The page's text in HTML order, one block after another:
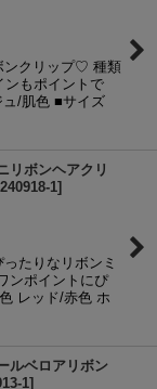
ンクリップ♡ 種類
ンもポイントで
/肌色 ■サイズ
リボンヘアクリ
1]
たりなリボンミ
ンポイントにぴ
レッド/赤色 ホ
ルベロアリボン
1]